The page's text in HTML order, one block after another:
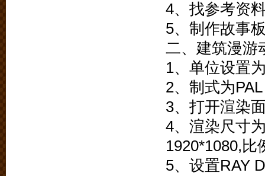
4、找参考资
5、制作故事
二、建筑漫游
1、单位设置
2、制式为
3、打开渲染
4、渲染尺寸
1920*1080,比
5、设置RAY